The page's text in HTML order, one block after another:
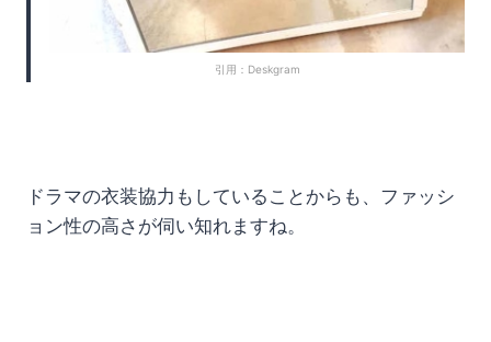
引用：Deskgram
ドラマの衣装協力もしていることからも、ファッシ
ョン性の高さが伺い知れますね。